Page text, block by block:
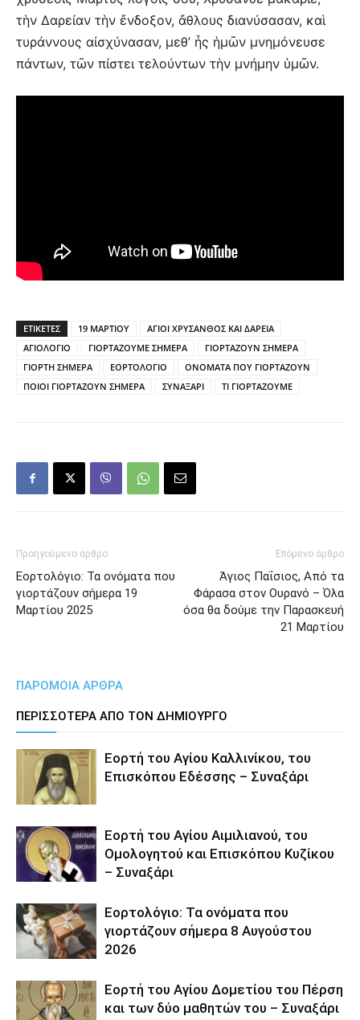
τὴν Δαρείαν τὴν ἔνδοξον, ἄθλους διανύσασαν, καὶ
τυράννους αἰσχύνασαν, μεθ’ ἧς ἡμῶν μνημόνευσε
πάντων, τῶν πίστει τελούντων τὴν μνήμην ὑμῶν.
ΕΤΙΚΕΤΕΣ 19 ΜΑΡΤΙΟΥ
ΑΓΙΟΙ ΧΡΥΣΑΝΘΟΣ ΚΑΙ ΔΑΡΕΙΑ
ΑΓΙΟΛΟΓΙΟ
ΓΙΟΡΤΑΖΟΥΜΕ ΣΗΜΕΡΑ
ΓΙΟΡΤΑΖΟΥΝ ΣΗΜΕΡΑ
ΓΙΟΡΤΗ ΣΗΜΕΡΑ
ΕΟΡΤΟΛΟΓΙΟ
ΟΝΟΜΑΤΑ ΠΟΥ ΓΙΟΡΤΑΖΟΥΝ
ΠΟΙΟΙ ΓΙΟΡΤΑΖΟΥΝ ΣΗΜΕΡΑ
ΣΥΝΑΞΑΡΙ ΤΙ ΓΙΟΡΤΑΖΟΥΜΕ
Προηγούμενο άρθρο
Εορτολόγιο: Τα ονόματα που
γιορτάζουν σήμερα 19
Μαρτίου 2025
Επόμενο άρθρο
Άγιος Παΐσιος, Από τα
Φάρασα στον Ουρανό – Όλα
όσα θα δούμε την Παρασκευή
21 Μαρτίου
ΠΑΡΟΜΟΙΑ ΑΡΘΡΑ
ΠΕΡΙΣΣΟΤΕΡΑ ΑΠΟ ΤΟΝ ΔΗΜΙΟΥΡΓΟ
Εορτή του Αγίου Καλλινίκου, του
Επισκόπου Εδέσσης – Συναξάρι
Εορτή του Αγίου Αιμιλιανού, του
Ομολογητού και Επισκόπου Κυζίκου
– Συναξάρι
Εορτολόγιο: Τα ονόματα που
γιορτάζουν σήμερα 8 Αυγούστου
2026
Εορτή του Αγίου Δομετίου του Πέρση
και των δύο μαθητών του – Συναξάρι